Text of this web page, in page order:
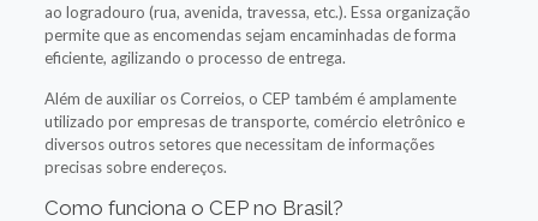
ao logradouro (rua, avenida, travessa, etc.). Essa organização
permite que as encomendas sejam encaminhadas de forma
eficiente, agilizando o processo de entrega.
Além de auxiliar os Correios, o CEP também é amplamente
utilizado por empresas de transporte, comércio eletrônico e
diversos outros setores que necessitam de informações
precisas sobre endereços.
Como funciona o CEP no Brasil?